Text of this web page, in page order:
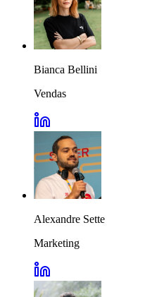
Bianca Bellini
Vendas
Alexandre Sette
Marketing